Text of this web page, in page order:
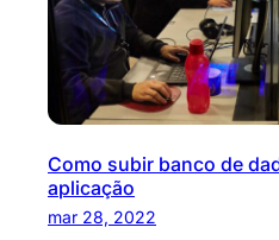
Como subir banco de
aplicação
mar 28, 2022